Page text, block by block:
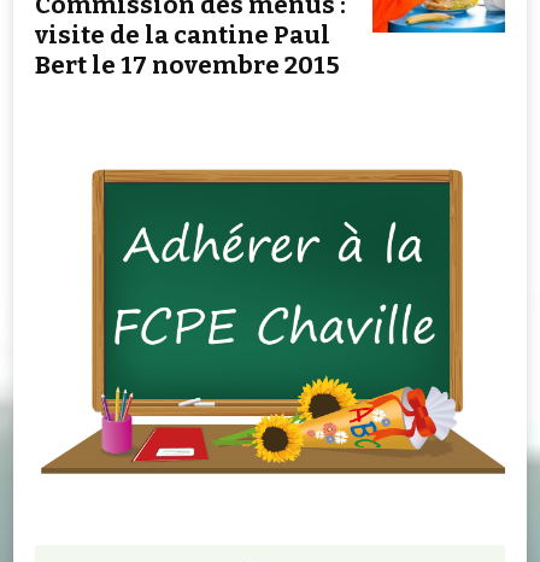
visite de la cantine Paul
Bert le 17 novembre 2015